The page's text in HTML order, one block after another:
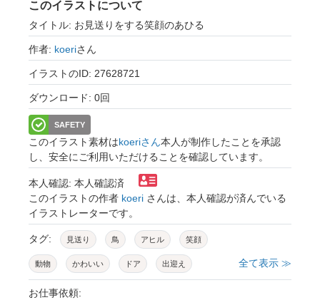
このイラストについて
タイトル: お見送りをする笑顔のあひる
作者: koeriさん
イラストのID: 27628721
ダウンロード: 0回
SAFETY
このイラスト素材はkoeriさん本人が制作したことを承認
し、安全にご利用いただけることを確認しています。
本人確認: 本人確認済
このイラストの作者 koeri さんは、本人確認が済んでいる
イラストレーターです。
タグ: 見送り 鳥 アヒル 笑顔
動物 かわいい ドア 出迎え
いってらっしゃい
全て表示 ≫
お仕事依頼: